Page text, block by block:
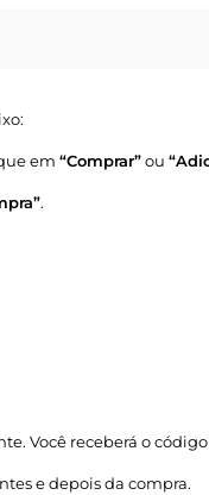
em “Comprar”ou
.
Você receberá o
e depois da compra.